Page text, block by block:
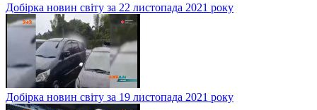
Добірка новин світу за 22 листопада 2021 року
Добірка новин світу за 19 листопада 2021 року